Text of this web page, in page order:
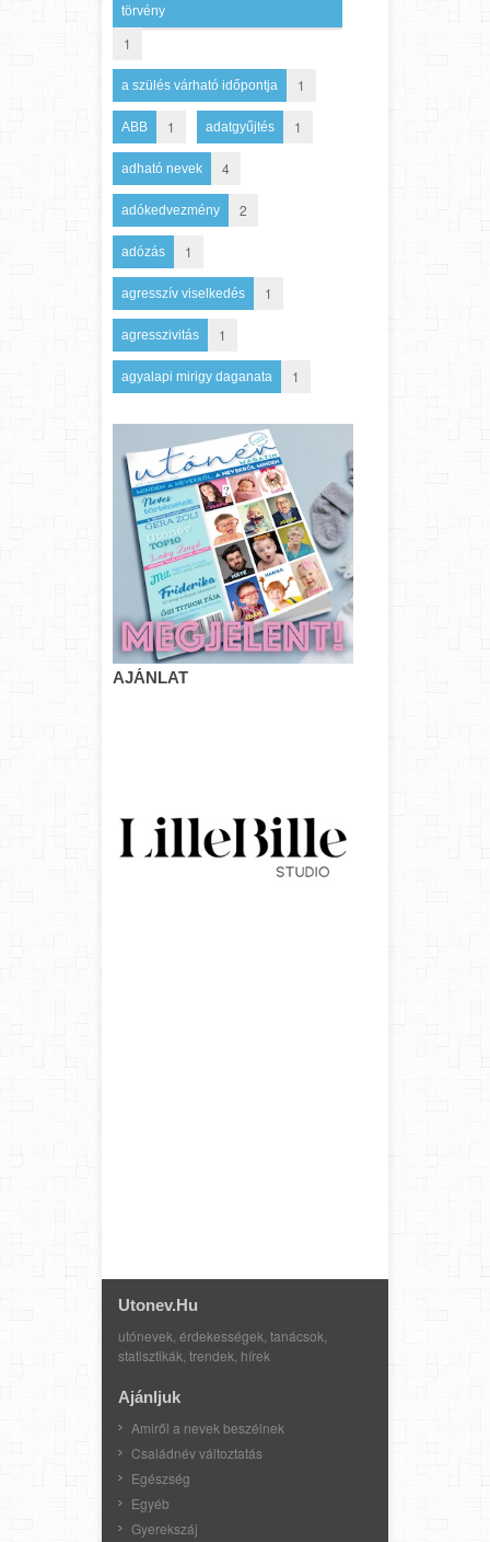
törvény
1
a szülés várható időpontja 1
ABB 1 adatgyűjtés 1
adható nevek 4
adókedvezmény 2
adózás 1
agresszív viselkedés 1
agresszivitás 1
agyalapi mirigy daganata 1
AJÁNLAT
Utonev.hu
utónevek, érdekességek, tanácsok,
statisztikák, trendek, hírek
Ajánljuk
Amiről a nevek beszélnek
Családnév változtatás
Egészség
Egyéb
Gyerekszáj